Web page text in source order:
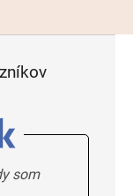
som